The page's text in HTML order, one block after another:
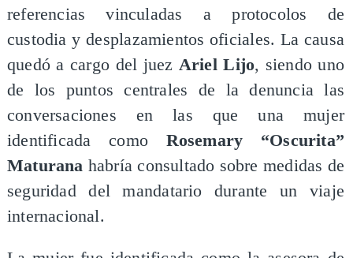
referencias vinculadas a protocolos de
custodia y desplazamientos oficiales. La causa
quedó a cargo del juez Ariel Lijo, siendo uno
de los puntos centrales de la denuncia las
conversaciones en las que una mujer
identificada como Rosemary “Oscurita”
Maturana habría consultado sobre medidas de
seguridad del mandatario durante un viaje
internacional.